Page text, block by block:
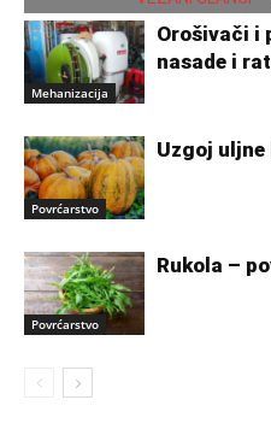
Mehanizacija
Orošivači i
nasade i
Povrćarstvo
Uzgoj uljne
Povrćarstvo
Rukola –